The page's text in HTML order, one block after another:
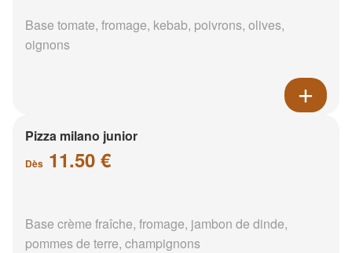
Base tomate, fromage, kebab, poivrons, olives,
oignons
Pizza milano junior
Dès 11.50 €
Base crème fraîche, fromage, jambon de dinde,
pommes de terre, champignons